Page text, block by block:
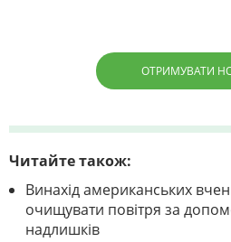
ОТРИМУВАТИ
Читайте також:
Винахід американських
очищувати повітря за
надлишків